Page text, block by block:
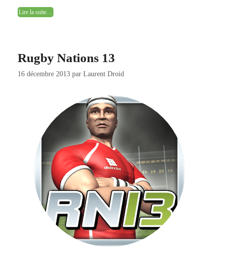
Lire la suite…
Rugby Nations 13
16 décembre 2013 par Laurent Droid